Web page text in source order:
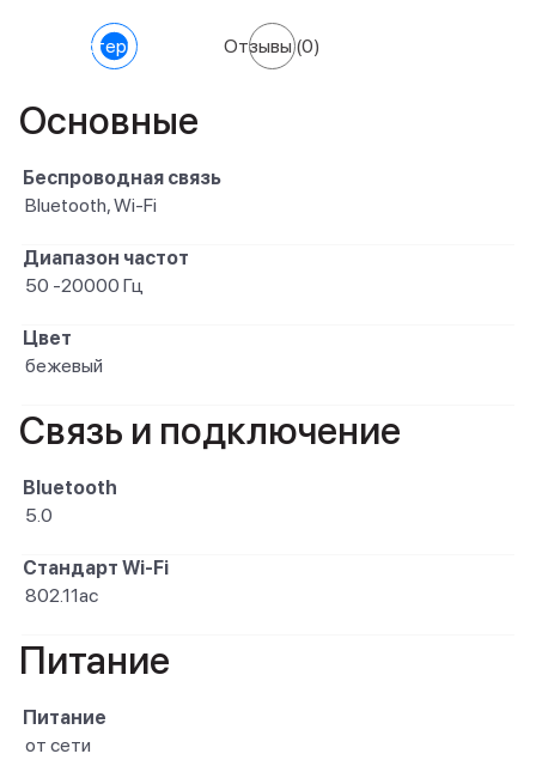
Характеристики Отзывы(0)
Основные
Беспроводная связь
Bluetooth, Wi-Fi
Диапазон частот
50 -20000 Гц
Цвет
бежевый
Связь и подключение
Bluetooth
5.0
Стандарт Wi-Fi
802.11ac
Питание
Питание
от сети